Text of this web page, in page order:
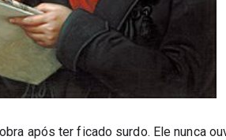
após ter ficado surdo. Ele nunca